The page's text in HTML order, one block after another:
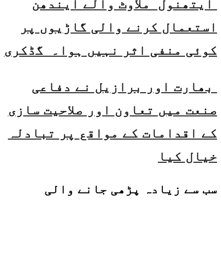
ایتھنول ملاوٹ والے ایندھن
استعمال کرنے والی گاڑیوں پر
کوئی منفی اثر نہیں ہوا۔ گڈکری
بھارت اور برازیل نے دفاعی
صنعت میں تعاون اور صلاحیت سازی
کے اقدامات کے مواقع پر تبادلہ
خیال کیا
سب سے زیادہ پڑھی جانے والی